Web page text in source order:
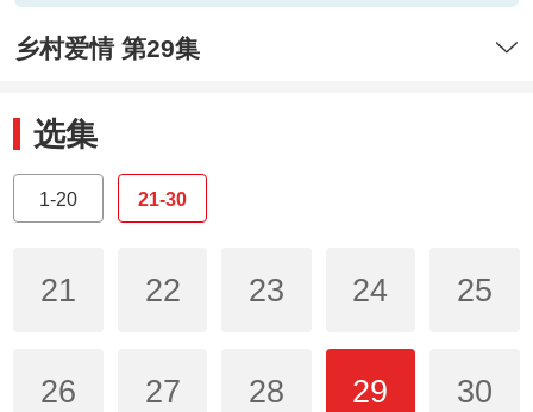
乡村爱情 第29集
选集
1-20 21-30
21 22 23 24 25
26 27 28 29 30